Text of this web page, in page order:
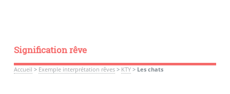
Signification rêve
Accueil > Exemple interprétation rêves> KTY> Les chats